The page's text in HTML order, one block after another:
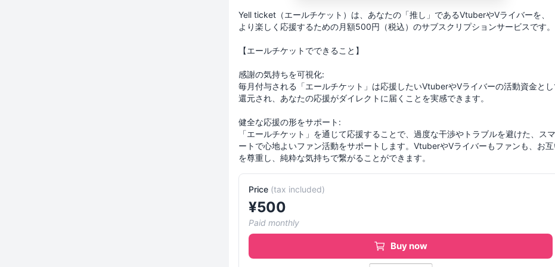
Yell ticket（エールチケット）は、あなたの「推し」であるVtuberやVライバーを、
より楽しく応援するための月額500円（税込）のサブスクリプションサービスです。
【エールチケットでできること】
感謝の気持ちを可視化:
毎月付与される「エールチケット」は応援したいVtuberやVライバーの活動資金とし
還元され、あなたの応援がダイレクトに届くことを実感できます。
健全な応援の形をサポート:
「エールチケット」を通じて応援することで、過度な干渉やトラブルを避けた、スマ
ートで心地よいファン活動をサポートします。VtuberやVライバーもファンも、お
を尊重し、純粋な気持ちで繋がることができます。
Price (tax included)
¥500
Paid monthly
Buy now